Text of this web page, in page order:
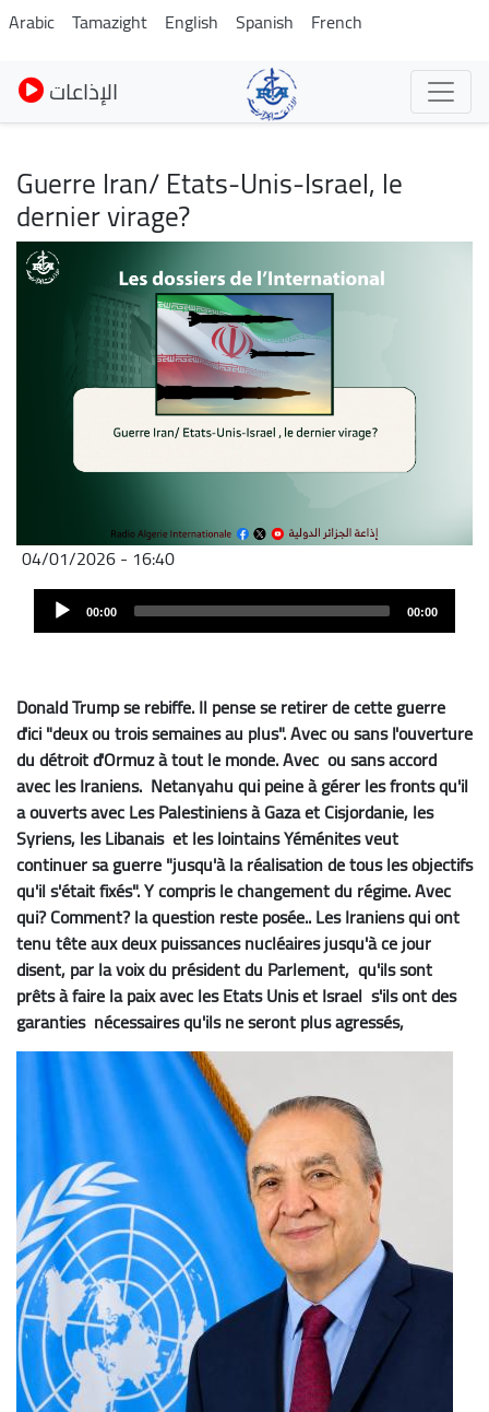
Skip
to
main
content
Arabic Tamazight English Spanish French
الإذاعات
Guerre Iran/ Etats-Unis-Israel, le
dernier virage?
Image
04/01/2026 - 16:40
AudioAudio
Player 00:00 00:00
Donald Trump se rebiffe. Il pense se retirer de cette guerre
d'ici "deux ou trois semaines au plus". Avec ou sans l'ouverture
du détroit d'Ormuz à tout le monde. Avec ou sans accord
avec les Iraniens. Netanyahu qui peine à gérer les fronts qu'il
a ouverts avec Les Palestiniens à Gaza et Cisjordanie, les
Syriens, les Libanais et les lointains Yéménites veut
continuer sa guerre "jusqu'à la réalisation de tous les objectifs
qu'il s'était fixés". Y compris le changement du régime. Avec
qui? Comment? la question reste posée.. Les Iraniens qui ont
tenu tête aux deux puissances nucléaires jusqu'à ce jour
disent, par la voix du président du Parlement, qu'ils sont
prêts à faire la paix avec les Etats Unis et Israel s'ils ont des
garanties nécessaires qu'ils ne seront plus agressés,